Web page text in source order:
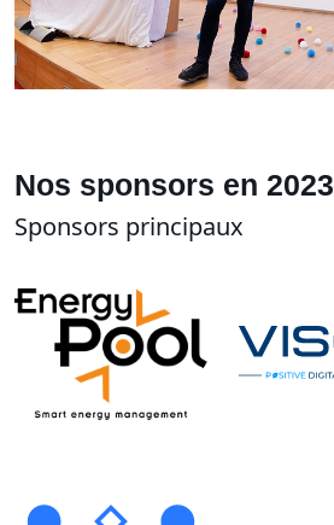
Nos sponsors en 2023
Sponsors principaux